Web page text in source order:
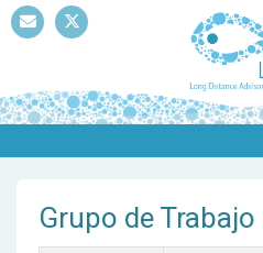
Grupo de Trabajo